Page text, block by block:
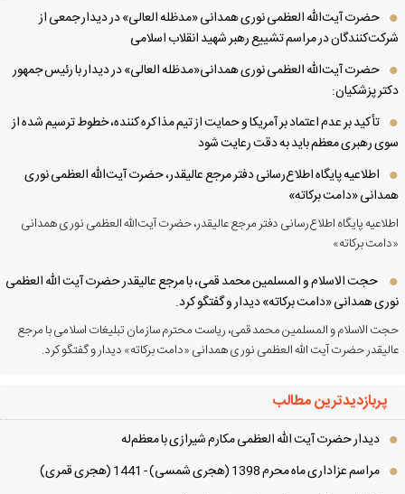
حضرت آیت‌الله العظمی نوری همدانی «مدظله العالی» در دیدار جمعی از
در مراسم تشییع رهبر شهید انقلاب اسلامی
حضرت آیت‌الله العظمی نوری همدانی«مدظله العالی» در دیدار با رئیس جمهور
پزشکیان:
تأکید بر عدم اعتماد بر آمریکا و حمایت از تیم مذاکره کننده، خطوط ترسیم شده از
رهبری معظم باید به دقت رعایت شود
اطلاعیه پایگاه اطلاع‌رسانی دفتر مرجع عالیقدر، حضرت آیت‌الله العظمی نوری
«دامت برکاته»
پایگاه اطلاع‌رسانی دفتر مرجع عالیقدر، حضرت آیت‌الله العظمی نوری همدانی
برکاته»
حجت الاسلام و المسلمین محمد قمی، با مرجع عالیقدر حضرت آیت الله العظمی
همدانی «دامت برکاته» دیدار و گفتگو کرد.
الاسلام و المسلمین محمد قمی، ریاست محترم سازمان تبلیغات اسلامی با مرجع
حضرت آیت الله العظمی نوری همدانی «دامت برکاته» دیدار و گفتگو کرد.
پربازدیدترین مطالب
دیدار حضرت آیت الله العظمی مكارم شیرازی با معظم‌له
مراسم عزاداری ماه محرم 1398 (هجری شمسی) - 1441 (هجری قمری)